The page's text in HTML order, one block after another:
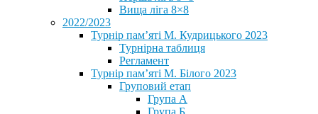
Вища ліга 8×8
2022/2023
Турнір пам’яті М. Кудрицького 2023
Турнірна таблиця
Регламент
Турнір пам’яті М. Білого 2023
Груповий етап
Група А
Група Б